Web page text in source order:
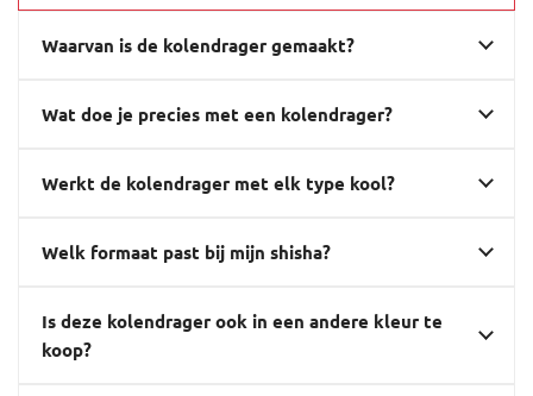
Waarvan is de kolendrager gemaakt?
Wat doe je precies met een kolendrager?
Werkt de kolendrager met elk type kool?
Welk formaat past bij mijn shisha?
Is deze kolendrager ook in een andere kleur te
koop?